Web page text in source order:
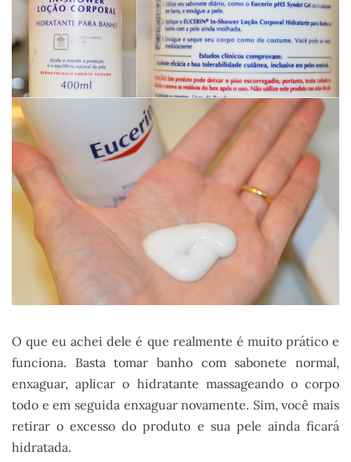
O que eu achei dele é que realmente é muito prático e
funciona. Basta tomar banho com sabonete normal,
enxaguar, aplicar o hidratante massageando o corpo
todo e em seguida enxaguar novamente. Sim, você mais
retirar o excesso do produto e sua pele ainda ficará
hidratada.